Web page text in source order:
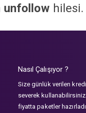
unfollow
Nasıl Çalışıyor ?
Size günlük verilen
severek
fiyatta paketler